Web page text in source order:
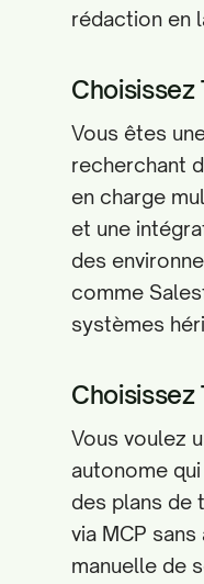
rédaction en
Choisissez
Vous êtes
recherchant
en charge
et une
des
comme
systèmes
Choisissez
Vous voulez
autonome
des plans de
via MCP
manuelle de